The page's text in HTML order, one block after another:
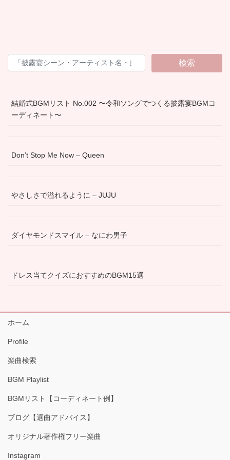
検索
結婚式BGMリスト No.002 〜令和ソングでつくる披露宴BGMコ
ーディネート〜
Don’t Stop Me Now – Queen
やさしさで溢れるように – JUJU
ダイヤモンドスマイル – なにわ男子
ドレス当てクイズにおすすめのBGM15選
ホーム
Profile
楽曲検索
BGM Playlist
BGMリスト【コーディネート例】
ブログ【選曲アドバイス】
オリジナル著作権フリー楽曲
Instagram